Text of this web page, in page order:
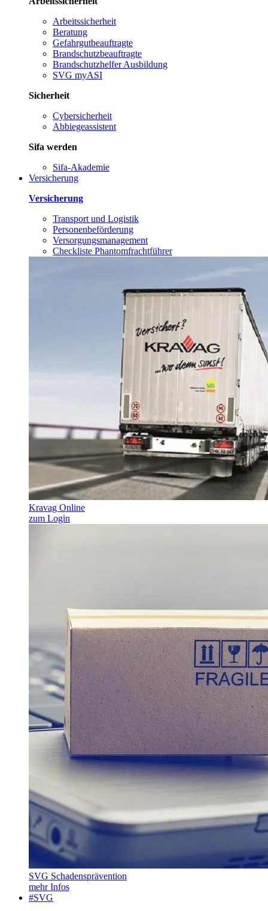
Arbeitssicherheit
Beratung
Gefahrgutbeauftragte
Brandschutzbeauftragte
Brandschutzhelfer Ausbildung
SVG myASI
Sicherheit
Cybersicherheit
Abbiegeassistent
Sifa werden
Sifa-Akademie
Versicherung
Versicherung
Transport und Logistik
Personenbeförderung
Versorgungsmanagement
Checkliste Phantomfrachtführer
Kravag Online
zum Login
SVG Schadensprävention
mehr Infos
#SVG